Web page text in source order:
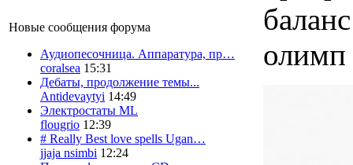
Новые сообщения форума
Аудиопесочница. Аппаратура, пр…
coralsea 15:31
Дебаты, продолжение темы...
Antidevaytyi 14:49
Электростаты ML
flougrio 12:39
# Really Best love spells Ugan…
jjaja nsimbi 12:24
олимп